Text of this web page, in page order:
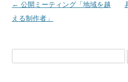
投稿ナビゲーション
← 公開ミーティング「地域を越
える制作者」